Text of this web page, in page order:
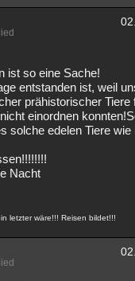
ist so eine Sache!
entstanden ist, weil
prähistorischer Tiere
einordnen
solche edelen Tiere wie
Nacht
letzter wäre!!! Reisen bildet!!!